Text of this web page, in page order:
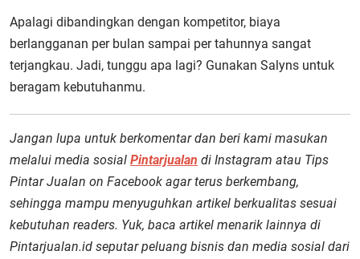
Apalagi dibandingkan dengan kompetitor, biaya
berlangganan per bulan sampai per tahunnya sangat
terjangkau. Jadi, tunggu apa lagi? Gunakan Salyns untuk
beragam kebutuhanmu.
Jangan lupa untuk berkomentar dan beri kami masukan
melalui media sosial Pintarjualan di Instagram atau Tips
Pintar Jualan on Facebook agar terus berkembang,
sehingga mampu menyuguhkan artikel berkualitas sesuai
kebutuhan readers. Yuk, baca artikel menarik lainnya di
Pintarjualan.id seputar peluang bisnis dan media sosial dari